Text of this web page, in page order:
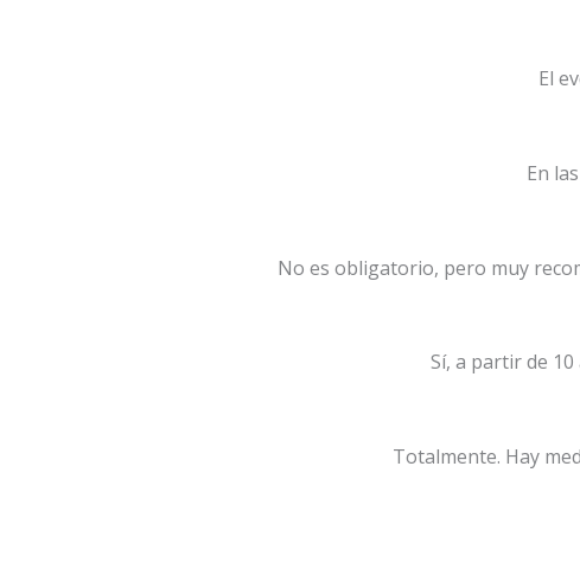
El
En
No es obligatorio, pero muy
Sí, a partir de
Totalmente. Hay